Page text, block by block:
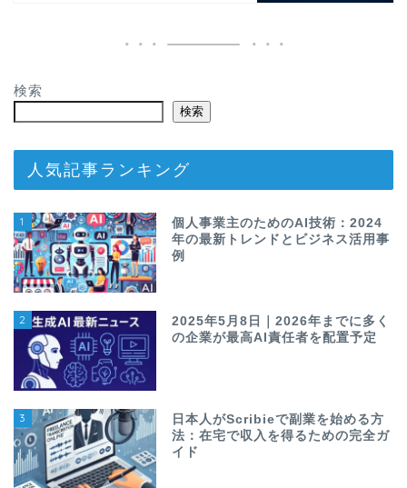
検索
検索
人気記事ランキング
1
個人事業主のためのAI技術：2024
年の最新トレンドとビジネス活用事
例
2
2025年5月8日｜2026年までに多く
の企業が最高AI責任者を配置予定
3
日本人がScribieで副業を始める方
法：在宅で収入を得るための完全ガ
イド